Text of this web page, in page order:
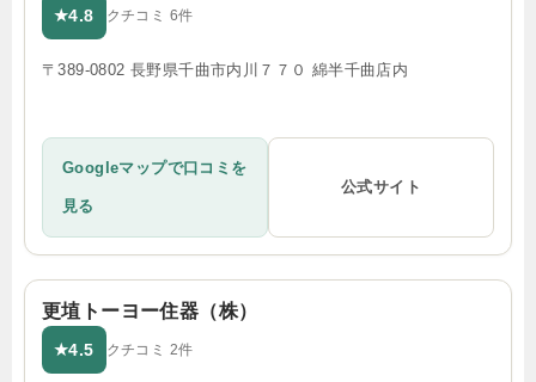
★4.8 クチコミ 6件
〒389-0802 長野県千曲市内川７７０ 綿半千曲店内
Googleマップで口コミを
見る
公式サイト
更埴トーヨー住器（株）
★4.5 クチコミ 2件